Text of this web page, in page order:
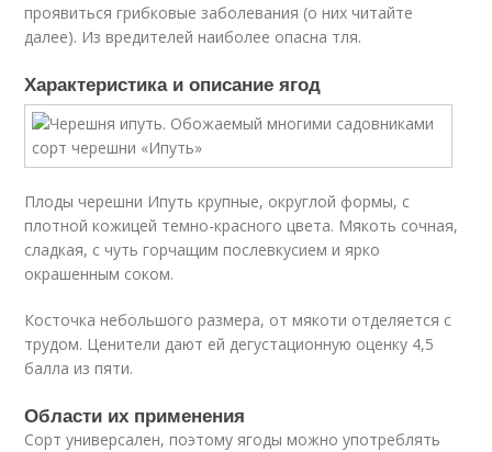
проявиться грибковые заболевания (о них читайте
далее). Из вредителей наиболее опасна тля.
Характеристика и описание ягод
Плоды черешни Ипуть крупные, округлой формы, с
плотной кожицей темно-красного цвета. Мякоть сочная,
сладкая, с чуть горчащим послевкусием и ярко
окрашенным соком.
Косточка небольшого размера, от мякоти отделяется с
трудом. Ценители дают ей дегустационную оценку 4,5
балла из пяти.
Области их применения
Сорт универсален, поэтому ягоды можно употреблять